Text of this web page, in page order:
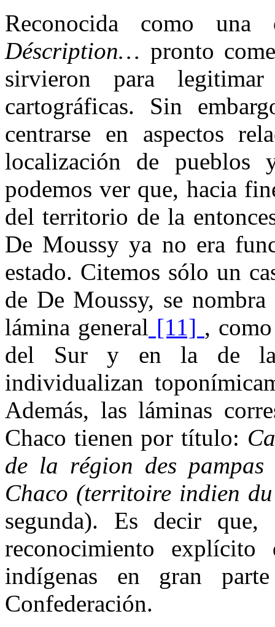
Reconocida como una
Déscription… pronto
sirvieron para
cartográficas. Sin
centrarse en aspectos
localización de pueblos
podemos ver que, hacia
del territorio de la
De Moussy ya no era
estado. Citemos sólo un
de De Moussy, se
lámina general [11] ,
del Sur y en la de la
individualizan
Además, las láminas
Chaco tienen por título:
de la région des pampas
Chaco (territoire indien
segunda). Es decir
reconocimiento
indígenas en gran
Confederación.